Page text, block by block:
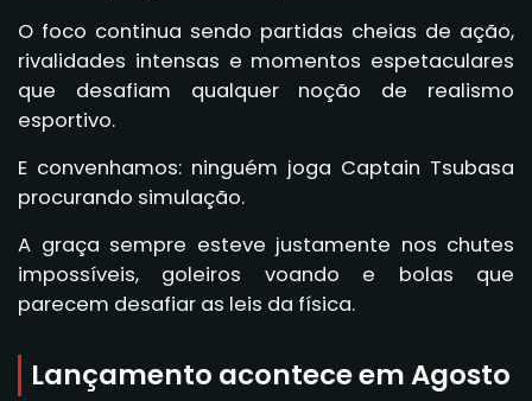
O foco continua sendo partidas cheias de ação,
rivalidades intensas e momentos espetaculares
que desafiam qualquer noção de realismo
esportivo.
E convenhamos: ninguém joga Captain Tsubasa
procurando simulação.
A graça sempre esteve justamente nos chutes
impossíveis, goleiros voando e bolas que
parecem desafiar as leis da física.
Lançamento acontece em Agosto